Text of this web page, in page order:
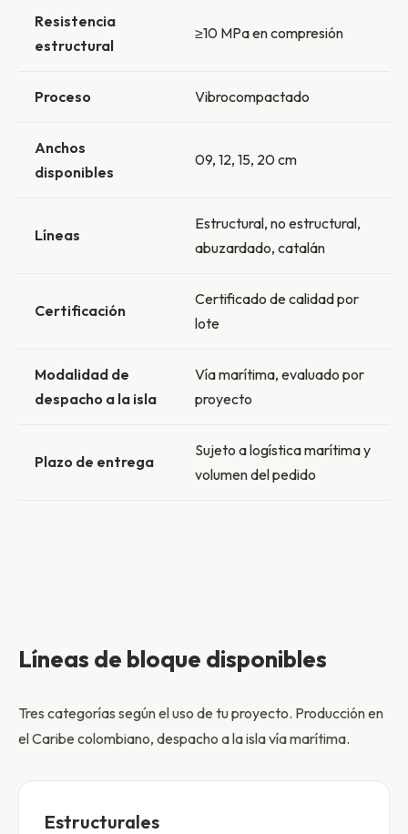
Resistencia
estructural
≥10 MPa en compresión
Proceso Vibrocompactado
Anchos
disponibles
09, 12, 15, 20 cm
Líneas
Estructural, no estructural,
abuzardado, catalán
Certificación
Certificado de calidad por
lote
Modalidad de
despacho a la isla
Vía marítima, evaluado por
proyecto
Plazo de entrega
Sujeto a logística marítima y
volumen del pedido
Líneas de bloque disponibles
Tres categorías según el uso de tu proyecto. Producción en
el Caribe colombiano, despacho a la isla vía marítima.
Estructurales